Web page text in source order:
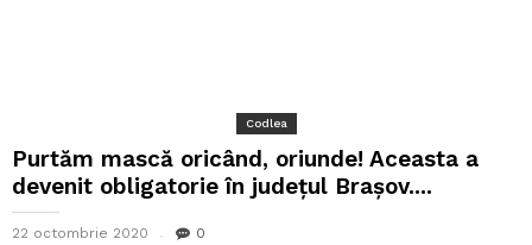
Codlea
Purtăm mască oricând, oriunde! Aceasta a
devenit obligatorie în județul Brașov....
22 octombrie 2020 0